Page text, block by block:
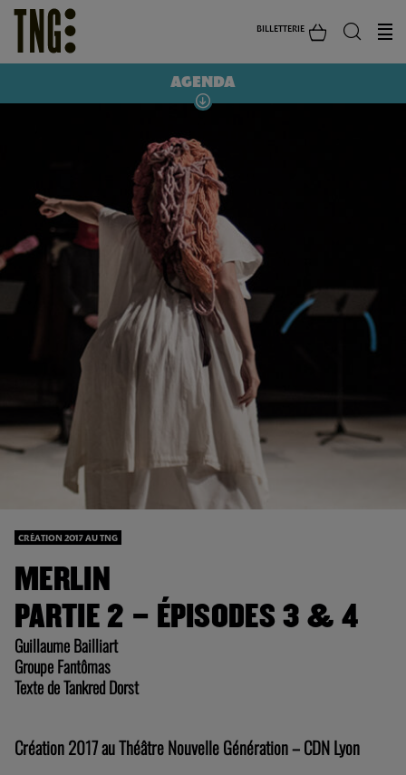
BILLETTERIE
AGENDA
CRÉATION 2017 AU TNG
MERLIN
PARTIE 2 – ÉPISODES 3 & 4
Guillaume Bailliart
Groupe Fantômas
Texte de Tankred Dorst
Création 2017 au Théâtre Nouvelle Génération – CDN Lyon